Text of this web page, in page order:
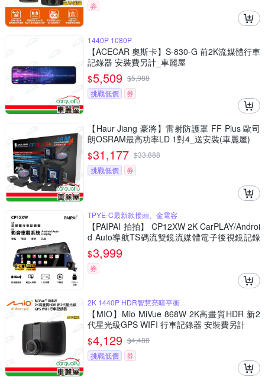
券
1440P 1080P
【ACECAR 奧斯卡】S-830-G 前2K流媒體行車
記錄器 安裝費另計_車麗屋
$5,509 $5,988
挑戰低價
券
【Haur Jiang 豪將】雷射防護罩 FF Plus 歐司
朗OSRAM最高功率LD 1對4_送安裝(車麗屋)
$31,177 $33,888
挑戰低價
券
TPYE-C最新款接頭、金電容
【PAIPAI 拍拍】 CP12XW 2K CarPLAY/Androi
d Auto導航TS碼流雙鏡流媒體電子後視鏡記錄
器(贈64GB)
$3,999
券
2K 1440P HDR智慧亮暗平衡
【MIO】Mio MiVue 868W 2K高畫質HDR 新2
代星光級GPS WIFI 行車記錄器 安裝費另計
$4,129 $4,488
挑戰低價
券